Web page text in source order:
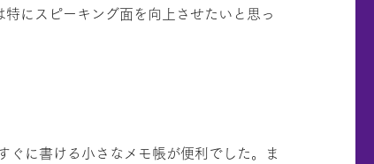
にスピーキング面を向上させたいと思っ
ぐに書ける小さなメモ帳が便利でした。ま